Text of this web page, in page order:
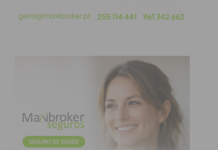
penal agravada, acumulando a responsabilidade
corrupção contra agentes da autoridade.
Subscreva a newsletter do
Imediato
Assine nossa newsletter por e-mail e